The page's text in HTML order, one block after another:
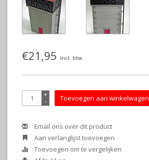
€21,95 Incl. btw
+
- Toevoegen aan winkelwagen
Email ons over dit product
Aan verlanglijst toevoegen
Toevoegen om te vergelijken